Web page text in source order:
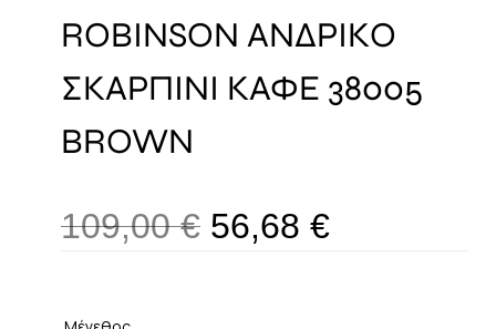
ROBINSON ΑΝΔΡΙΚΟ
ΣΚΑΡΠΙΝΙ ΚΑΦΕ 38005
BROWN
109,00€ 56,68 €